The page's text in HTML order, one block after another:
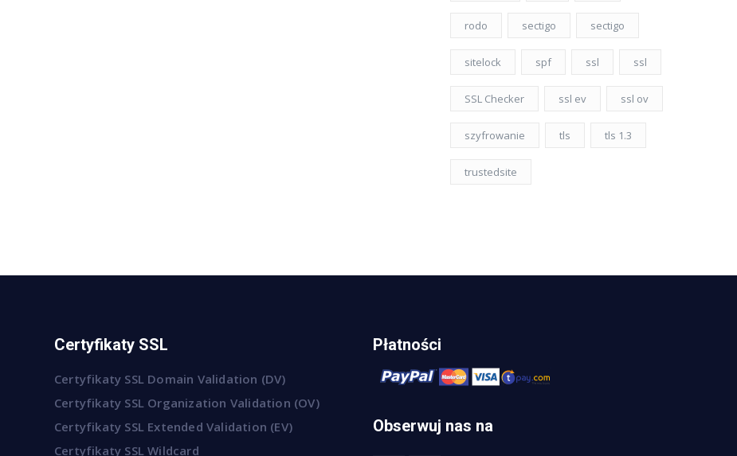
rodo sectigo sectigo
sitelock spf ssl ssl
SSL Checker ssl ev ssl ov
szyfrowanie tls tls 1.3
trustedsite
Certyfikaty SSL
Certyfikaty SSL Domain Validation (DV)
Certyfikaty SSL Organization Validation (OV)
Certyfikaty SSL Extended Validation (EV)
Certyfikaty SSL Wildcard
Płatności
Obserwuj nas na